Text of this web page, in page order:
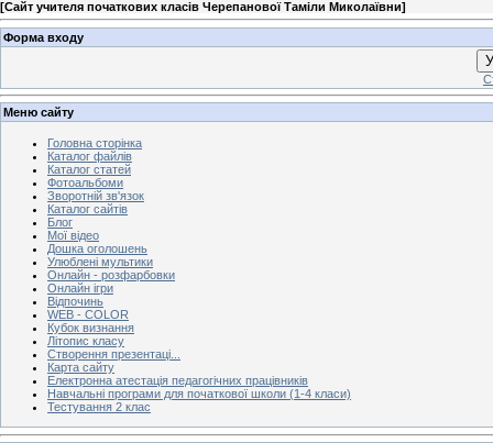
[Сайт учителя початкових класів Черепанової Таміли Миколаївни]
Форма входу
Меню сайту
Головна сторінка
Каталог файлів
Каталог статей
Фотоальбоми
Зворотній зв'язок
Каталог сайтів
Блог
Мої відео
Дошка оголошень
Улюблені мультики
Онлайн - розфарбовки
Онлайн ігри
Відпочинь
WEB - COLOR
Кубок визнання
Літопис класу
Створення презентаці...
Карта сайту
Електронна атестація педагогічних працівників
Навчальні програми для початкової школи (1-4 класи)
Тестування 2 клас